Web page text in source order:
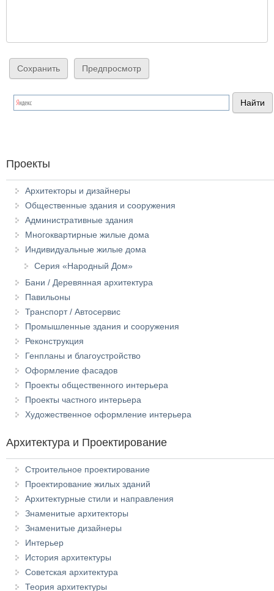
Проекты
Архитекторы и дизайнеры
Общественные здания и сооружения
Административные здания
Многоквартирные жилые дома
Индивидуальные жилые дома
Серия «Народный Дом»
Бани / Деревянная архитектура
Павильоны
Транспорт / Автосервис
Промышленные здания и сооружения
Реконструкция
Генпланы и благоустройство
Оформление фасадов
Проекты общественного интерьера
Проекты частного интерьера
Художественное оформление интерьера
Архитектура и Проектирование
Строительное проектирование
Проектирование жилых зданий
Архитектурные стили и направления
Знаменитые архитекторы
Знаменитые дизайнеры
Интерьер
История архитектуры
Советская архитектура
Теория архитектуры